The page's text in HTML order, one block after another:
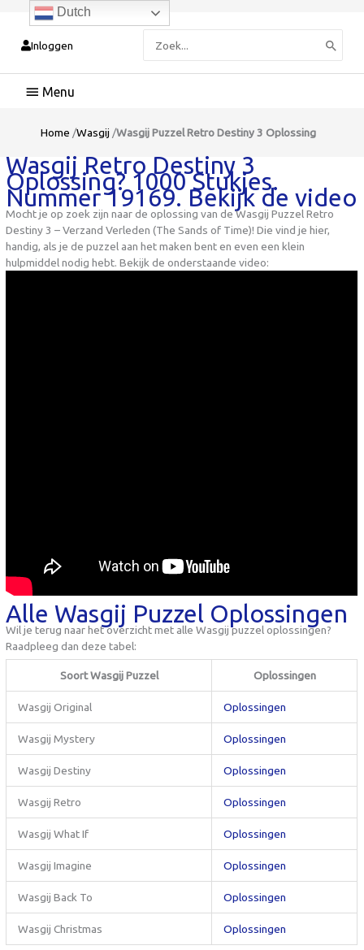
Inloggen
naar:
Hoofdmenu
Home /Wasgij /Wasgij Puzzel Retro Destiny 3 Oplossing
Wasgij Retro Destiny 3
Oplossing? 1000 Stukjes.
Nummer 19169. Bekijk de video
Mocht je op zoek zijn naar de oplossing van de Wasgij Puzzel Retro
Destiny 3 – Verzand Verleden (The Sands of Time)! Die vind je hier,
handig, als je de puzzel aan het maken bent en even een klein
hulpmiddel nodig hebt. Bekijk de onderstaande video:
Alle Wasgij Puzzel Oplossingen
Wil je terug naar het overzicht met alle Wasgij puzzel oplossingen?
Raadpleeg dan deze tabel:
Soort Wasgij Puzzel Oplossingen
Wasgij Original Oplossingen
Wasgij Mystery Oplossingen
Wasgij Destiny Oplossingen
Wasgij Retro Oplossingen
Wasgij What If Oplossingen
Wasgij Imagine Oplossingen
Wasgij Back To Oplossingen
Wasgij Christmas Oplossingen
Dutch